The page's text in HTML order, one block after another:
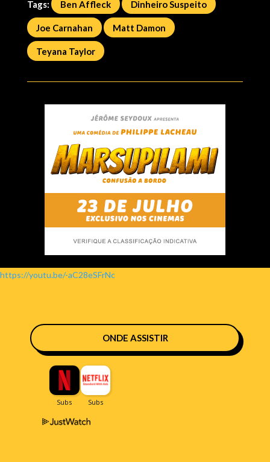
Tags: Ben Affleck Dinheiro Suspeito
Joe Carnahan Matt Damon
Teyana Taylor
https://youtu.be/-aC28eSFrNc
ONDE ASSISTIR